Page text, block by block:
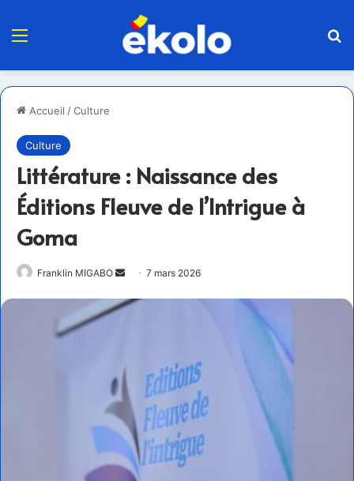
Menu
Accueil /Culture
Culture
Littérature : Naissance des
Éditions Fleuve de l’Intrigue à
Goma
Franklin MIGABO
Envoyer
courriel
7 mars 2026